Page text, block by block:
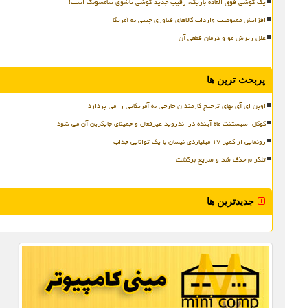
افزایش ممنوعیت واردات کالاهای فناوری چینی به آمریکا
علل ریزش مو و درمان قطعی آن
پربحث ترین ها
اوپن ای آی بهای ترجیح کارمندان خارجی به آمریکایی را می پردازد
گوگل اسیستنت ماه آینده در اندروید غیرفعال و جمینای جایگزین آن می شود
رونمایی از کمپر ۱۷ میلیاردی نیسان با یک توانایی جذاب
تلگرام حذف شد و سریع برگشت
جدیدترین ها